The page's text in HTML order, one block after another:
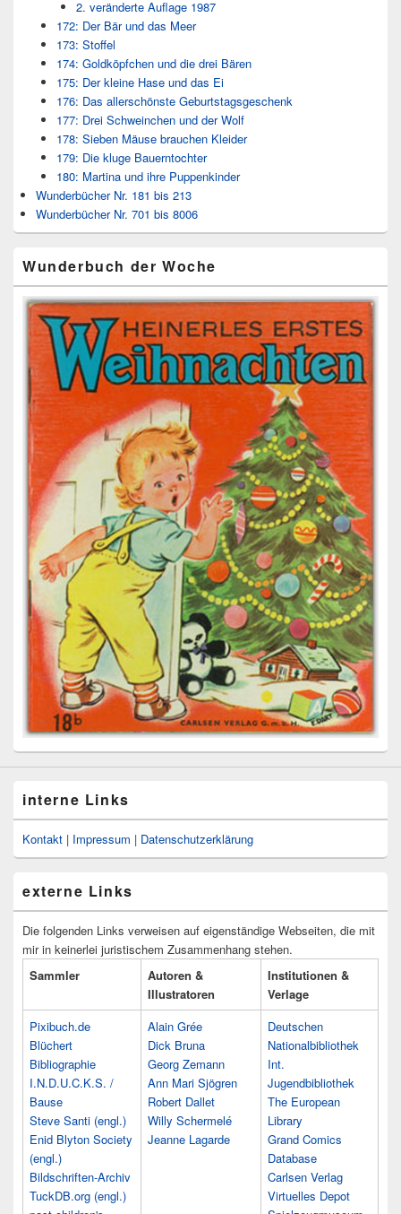
2. veränderte Auflage 1987
172: Der Bär und das Meer
173: Stoffel
174: Goldköpfchen und die drei Bären
175: Der kleine Hase und das Ei
176: Das allerschönste Geburtstagsgeschenk
177: Drei Schweinchen und der Wolf
178: Sieben Mäuse brauchen Kleider
179: Die kluge Bauerntochter
180: Martina und ihre Puppenkinder
Wunderbücher Nr. 181 bis 213
Wunderbücher Nr. 701 bis 8006
Wunderbuch der Woche
interne Links
Kontakt | Impressum | Datenschutzerklärung
externe Links
Die folgenden Links verweisen auf eigenständige Webseiten, die mit
mir in keinerlei juristischem Zusammenhang stehen.
Sammler
Autoren &
Illustratoren
Institutionen &
Verlage
Pixibuch.de
Blüchert
Bibliographie
I.N.D.U.C.K.S. /
Bause
Steve Santi (engl.)
Enid Blyton Society
(engl.)
Bildschriften-Archiv
TuckDB.org (engl.)
Alain Grée
Dick Bruna
Georg Zemann
Ann Mari Sjögren
Robert Dallet
Willy Schermelé
Jeanne Lagarde
Deutschen
Nationalbibliothek
Int.
Jugendbibliothek
The European
Library
Grand Comics
Database
Carlsen Verlag
Virtuelles Depot